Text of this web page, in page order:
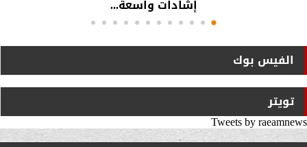
إشادات واسعة...
الفيس بوك
تويتر
Tweets by raeamnews